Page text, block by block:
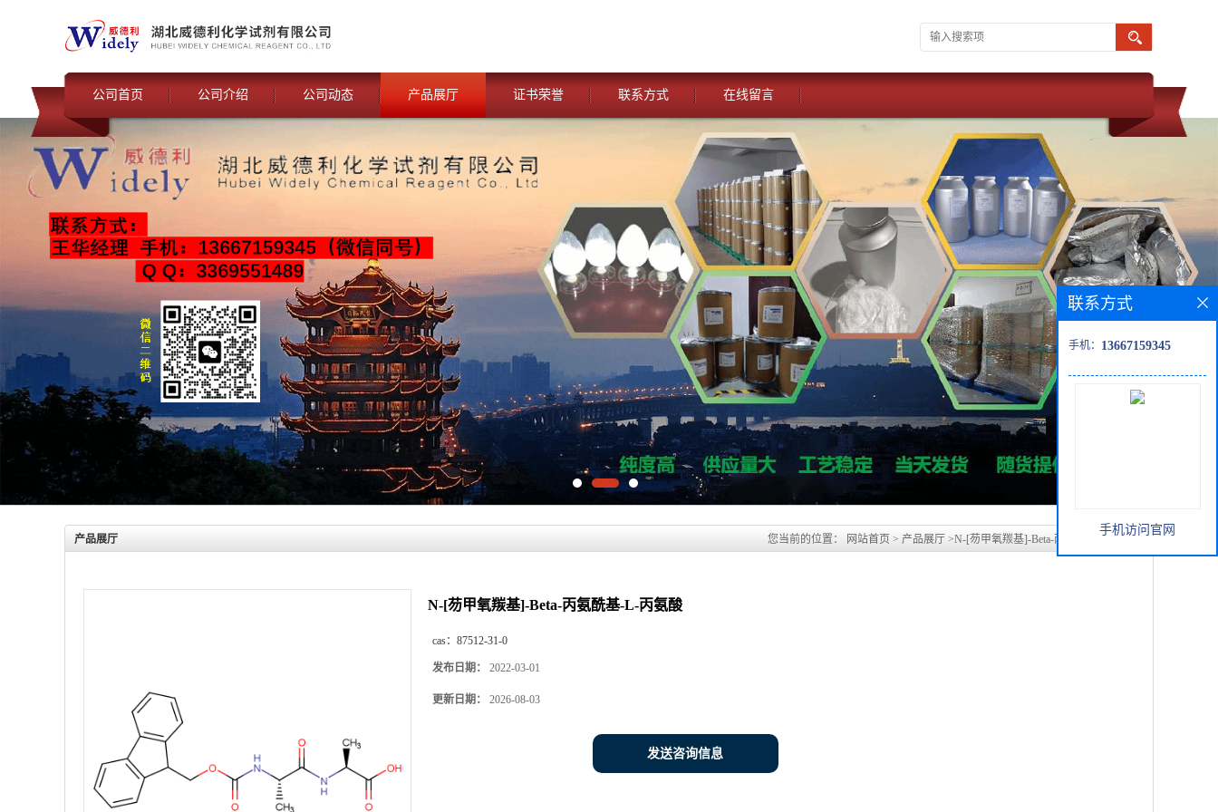
公司首页 公司介绍 公司动态 产品展厅 证书荣誉 联系方式 在线留言
产品展厅 您当前的位置： 产品展厅>N-[芴甲氧羰基]-Beta-丙氨酰基-L-丙氨酸
N-[芴甲氧羰基]-Beta-丙氨酰基-L-丙氨酸
cas：87512-31-0
发布日期：2022-03-01
联系方式
手机： 13667159345
手机访问官网